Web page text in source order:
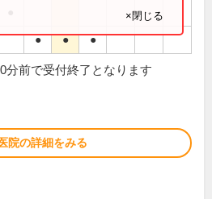
● ● ●
×閉じる
分前で受付終了となります
院の詳細をみる